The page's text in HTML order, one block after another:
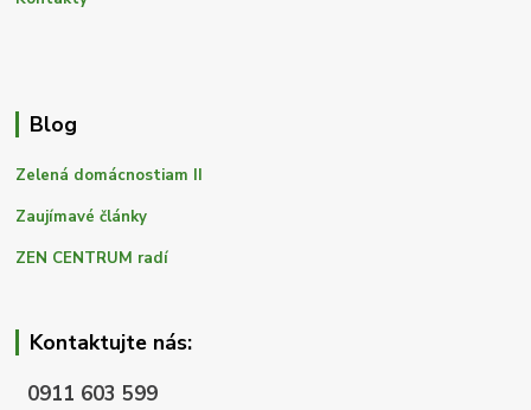
Blog
Zelená domácnostiam II
Zaujímavé články
ZEN CENTRUM radí
Kontaktujte nás:
0911 603 599